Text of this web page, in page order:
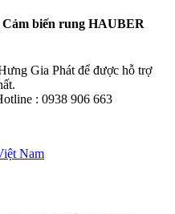
biến rung HAUBER
Gia Phát để được hỗ trợ
: 0938 906 663
Nam